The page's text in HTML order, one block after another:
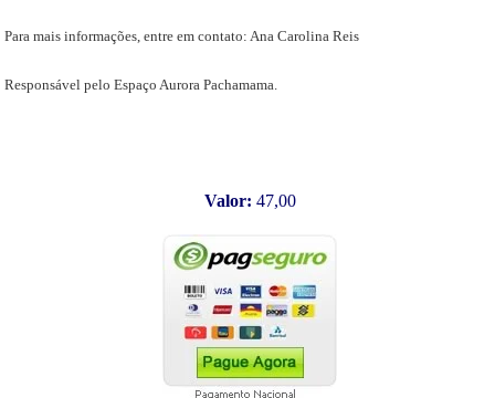
Para mais informações, entre em contato: Ana Carolina Reis
Responsável pelo Espaço Aurora Pachamama.
Valor: 47,00